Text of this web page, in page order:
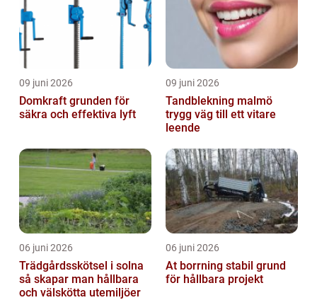
09 juni 2026
Domkraft grunden för
säkra och effektiva lyft
09 juni 2026
Tandblekning malmö
trygg väg till ett vitare
leende
06 juni 2026
Trädgårdsskötsel i solna
så skapar man hållbara
och välskötta utemiljöer
06 juni 2026
At borrning stabil grund
för hållbara projekt